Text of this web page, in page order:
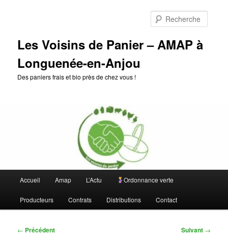
Les Voisins de Panier – AMAP à
Longuenée-en-Anjou
Des paniers frais et bio près de chez vous !
principal
Accueil Amap L’Actu Ordonnance verte
Producteurs Contrats Distributions Contact
Navigation
← Précédent Suivant →